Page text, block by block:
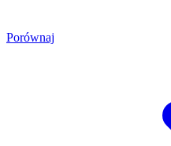
Porównaj